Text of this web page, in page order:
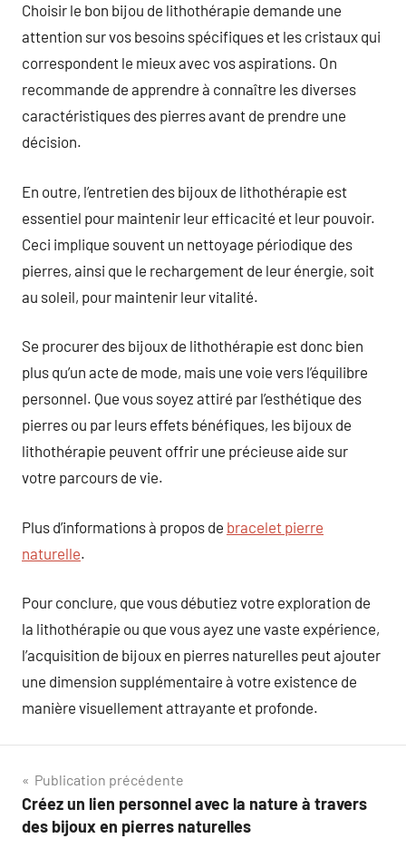
Choisir le bon bijou de lithothérapie demande une
attention sur vos besoins spécifiques et les cristaux qui
correspondent le mieux avec vos aspirations. On
recommande de apprendre à connaître les diverses
caractéristiques des pierres avant de prendre une
décision.
En outre, l’entretien des bijoux de lithothérapie est
essentiel pour maintenir leur efficacité et leur pouvoir.
Ceci implique souvent un nettoyage périodique des
pierres, ainsi que le rechargement de leur énergie, soit
au soleil, pour maintenir leur vitalité.
Se procurer des bijoux de lithothérapie est donc bien
plus qu’un acte de mode, mais une voie vers l’équilibre
personnel. Que vous soyez attiré par l’esthétique des
pierres ou par leurs effets bénéfiques, les bijoux de
lithothérapie peuvent offrir une précieuse aide sur
votre parcours de vie.
Plus d’informations à propos de bracelet pierre
naturelle.
Pour conclure, que vous débutiez votre exploration de
la lithothérapie ou que vous ayez une vaste expérience,
l’acquisition de bijoux en pierres naturelles peut ajouter
une dimension supplémentaire à votre existence de
manière visuellement attrayante et profonde.
Navigation
de
Publication précédente
Créez un lien personnel avec la nature à travers
des bijoux en pierres naturelles